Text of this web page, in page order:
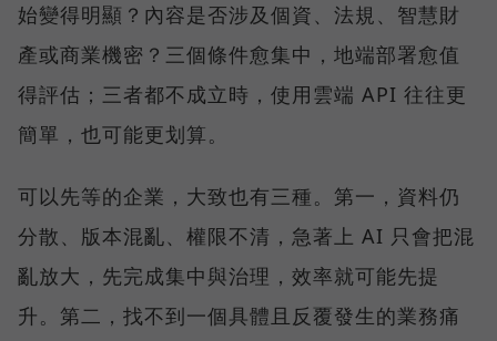
始變得明顯？內容是否涉及個資、法規、智慧財
產或商業機密？三個條件愈集中，地端部署愈值
得評估；三者都不成立時，使用雲端 API 往往更
簡單，也可能更划算。
可以先等的企業，大致也有三種。第一，資料仍
分散、版本混亂、權限不清，急著上 AI 只會把混
亂放大，先完成集中與治理，效率就可能先提
升。第二，找不到一個具體且反覆發生的業務痛